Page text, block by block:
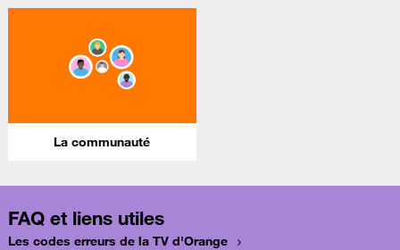
La communauté
FAQ et liens utiles
Les codes erreurs de la TV d'Orange